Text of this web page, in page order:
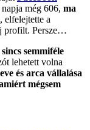
még 606, ma
a
profilt. Persze…
semmiféle
lehetett volna
és arca vállalása
mégsem